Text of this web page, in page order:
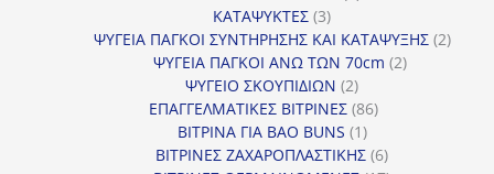
ΚΑΤΑΨΥΚΤΕΣ 33
προϊόντα
ΨΥΓΕΙΑ ΠΑΓΚΟΙ ΣΥΝΤΗΡΗΣΗΣ ΚΑΙ ΚΑΤΑΨΥΞΗΣ 22
ΨΥΓΕΙΑ ΠΑΓΚΟΙ ΑΝΩ ΤΩΝ 70cm 22
ΨΥΓΕΙΟ ΣΚΟΥΠΙΔΙΩΝ 22
προϊόντα
ΕΠΑΓΓΕΛΜΑΤΙΚΕΣ ΒΙΤΡΙΝΕΣ 8686
ΒΙΤΡΙΝΑ ΓΙΑ BAO BUNS 11
προϊόν
ΒΙΤΡΙΝΕΣ ΖΑΧΑΡΟΠΛΑΣΤΙΚΗΣ 66